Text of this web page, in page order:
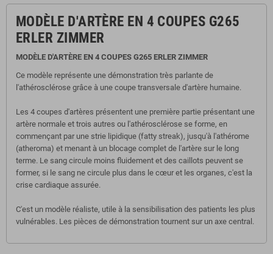
MODÈLE D'ARTÈRE EN 4 COUPES G265
ERLER ZIMMER
MODÈLE D'ARTÈRE EN 4 COUPES G265 ERLER ZIMMER
Ce modèle représente une démonstration très parlante de
l'athérosclérose grâce à une coupe transversale d'artère humaine.
Les 4 coupes d'artères présentent une première partie présentant une
artère normale et trois autres ou l'athérosclérose se forme, en
commençant par une strie lipidique (fatty streak), jusqu'à l'athérome
(atheroma) et menant à un blocage complet de l'artère sur le long
terme. Le sang circule moins fluidement et des caillots peuvent se
former, si le sang ne circule plus dans le cœur et les organes, c'est la
crise cardiaque assurée.
C'est un modèle réaliste, utile à la sensibilisation des patients les plus
vulnérables. Les pièces de démonstration tournent sur un axe central.